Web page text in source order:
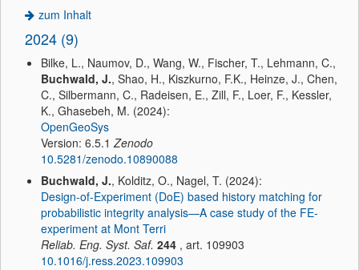
zum Inhalt
2024 (9)
Bilke, L., Naumov, D., Wang, W., Fischer, T., Lehmann, C.,
Buchwald, J., Shao, H., Kiszkurno, F.K., Heinze, J., Chen,
C., Silbermann, C., Radeisen, E., Zill, F., Loer, F., Kessler,
K., Ghasebeh, M. (2024):
OpenGeoSys
Version: 6.5.1Zenodo
10.5281/zenodo.10890088
Buchwald, J., Kolditz, O., Nagel, T. (2024):
Design-of-Experiment (DoE) based history matching for
probabilistic integrity analysis—A case study of the FE-
experiment at Mont Terri
Reliab. Eng. Syst. Saf. 244 , art. 109903
10.1016/j.ress.2023.109903